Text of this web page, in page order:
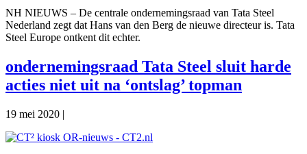
NH NIEUWS – De centrale ondernemingsraad van Tata Steel
Nederland zegt dat Hans van den Berg de nieuwe directeur is. Tata
Steel Europe ontkent dit echter.
ondernemingsraad Tata Steel sluit harde
acties niet uit na ‘ontslag’ topman
19 mei 2020 |